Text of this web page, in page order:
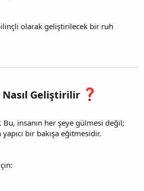
olarak geliştirilecek bir ruh
Geliştirilir
insanın her şeye gülmesi değil;
bir bakışa eğitmesidir.